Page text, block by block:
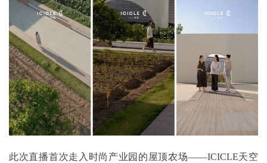
此次直播首次走入时尚产业园的屋顶农场——ICICLE天空